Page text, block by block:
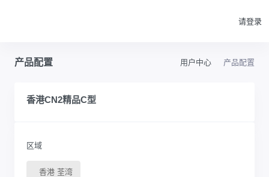
请登录
产品配置 用户中心 产品配置
香港CN2精品C型
区域
香港 荃湾